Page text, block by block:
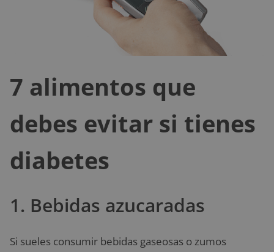
7 alimentos que
debes evitar si tienes
diabetes
1. Bebidas azucaradas
Si sueles consumir bebidas gaseosas o zumos